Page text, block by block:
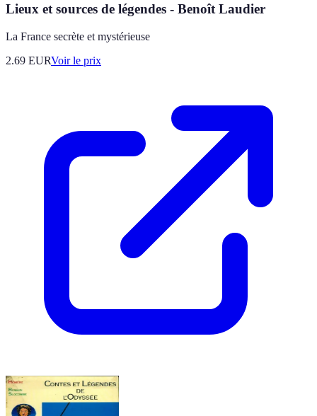
Lieux et sources de légendes - Benoît Laudier
La France secrète et mystérieuse
2.69 EURVoir le prix